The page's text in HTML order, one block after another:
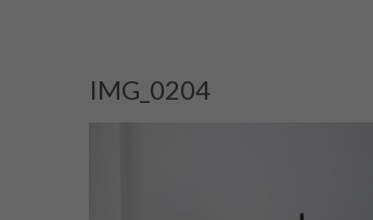
IMG_0204